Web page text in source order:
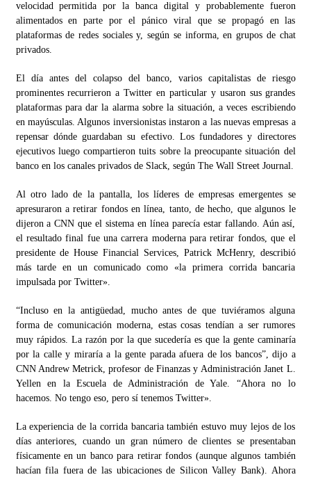
velocidad permitida por la banca digital y probablemente fueron
alimentados en parte por el pánico viral que se propagó en las
plataformas de redes sociales y, según se informa, en grupos de chat
privados.
El día antes del colapso del banco, varios capitalistas de riesgo
prominentes recurrieron a Twitter en particular y usaron sus grandes
plataformas para dar la alarma sobre la situación, a veces escribiendo
en mayúsculas. Algunos inversionistas instaron a las nuevas empresas a
repensar dónde guardaban su efectivo. Los fundadores y directores
ejecutivos luego compartieron tuits sobre la preocupante situación del
banco en los canales privados de Slack, según The Wall Street Journal.
Al otro lado de la pantalla, los líderes de empresas emergentes se
apresuraron a retirar fondos en línea, tanto, de hecho, que algunos le
dijeron a CNN que el sistema en línea parecía estar fallando. Aún así,
el resultado final fue una carrera moderna para retirar fondos, que el
presidente de House Financial Services, Patrick McHenry, describió
más tarde en un comunicado como «la primera corrida bancaria
impulsada por Twitter».
“Incluso en la antigüedad, mucho antes de que tuviéramos alguna
forma de comunicación moderna, estas cosas tendían a ser rumores
muy rápidos. La razón por la que sucedería es que la gente caminaría
por la calle y miraría a la gente parada afuera de los bancos”, dijo a
CNN Andrew Metrick, profesor de Finanzas y Administración Janet L.
Yellen en la Escuela de Administración de Yale. “Ahora no lo
hacemos. No tengo eso, pero sí tenemos Twitter».
La experiencia de la corrida bancaria también estuvo muy lejos de los
días anteriores, cuando un gran número de clientes se presentaban
físicamente en un banco para retirar fondos (aunque algunos también
hacían fila fuera de las ubicaciones de Silicon Valley Bank). Ahora